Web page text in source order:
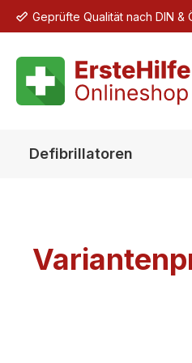
Hauptinhalt springen
Zur Suche springen
Zur Hauptnavigation
Geprüfte Qualität nach DIN &
Defibrillatoren